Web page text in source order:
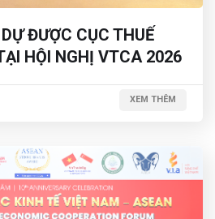
ĐƯỢC CỤC THUẾ
HỘI NGHỊ VTCA 2026
XEM THÊM